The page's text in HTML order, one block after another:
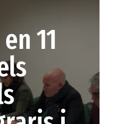
11